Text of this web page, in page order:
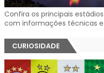
Confira os principais
com informações técnicas
CURIOSIDADE